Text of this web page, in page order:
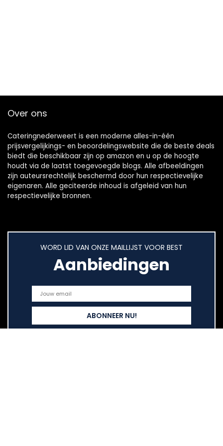
Over ons
Cateringnederweert is een moderne alles-in-één
prijsvergelijkings- en beoordelingswebsite die de beste deals
biedt die beschikbaar zijn op amazon en u op de hoogte
houdt via de laatst toegevoegde blogs. Alle afbeeldingen
zijn auteursrechtelijk beschermd door hun respectievelijke
eigenaren. Alle geciteerde inhoud is afgeleid van hun
respectievelijke bronnen.
WORD LID VAN ONZE MAILLIJST VOOR BEST
Aanbiedingen